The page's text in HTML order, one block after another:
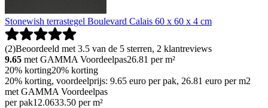
Stonewish terrastegel Boulevard Calais 60 x 60 x 4 cm
(2)Beoordeeld met 3.5 van de 5 sterren, 2 klantreviews
9.65 met GAMMA Voordeelpas26.81 per m²
20% korting20% korting
20% korting, voordeelprijs: 9.65 euro per pak, 26.81 euro per m2
met GAMMA Voordeelpas
per pak12.0633.50 per m²